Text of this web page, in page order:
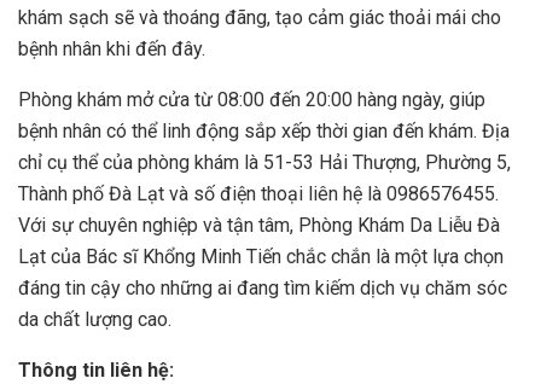
khám sạch sẽ và thoáng đãng, tạo cảm giác thoải mái cho
bệnh nhân khi đến đây.
Phòng khám mở cửa từ 08:00 đến 20:00 hàng ngày, giúp
bệnh nhân có thể linh động sắp xếp thời gian đến khám. Địa
chỉ cụ thể của phòng khám là 51-53 Hải Thượng, Phường 5,
Thành phố Đà Lạt và số điện thoại liên hệ là 0986576455.
Với sự chuyên nghiệp và tận tâm, Phòng Khám Da Liễu Đà
Lạt của Bác sĩ Khổng Minh Tiến chắc chắn là một lựa chọn
đáng tin cậy cho những ai đang tìm kiếm dịch vụ chăm sóc
da chất lượng cao.
Thông tin liên hệ: